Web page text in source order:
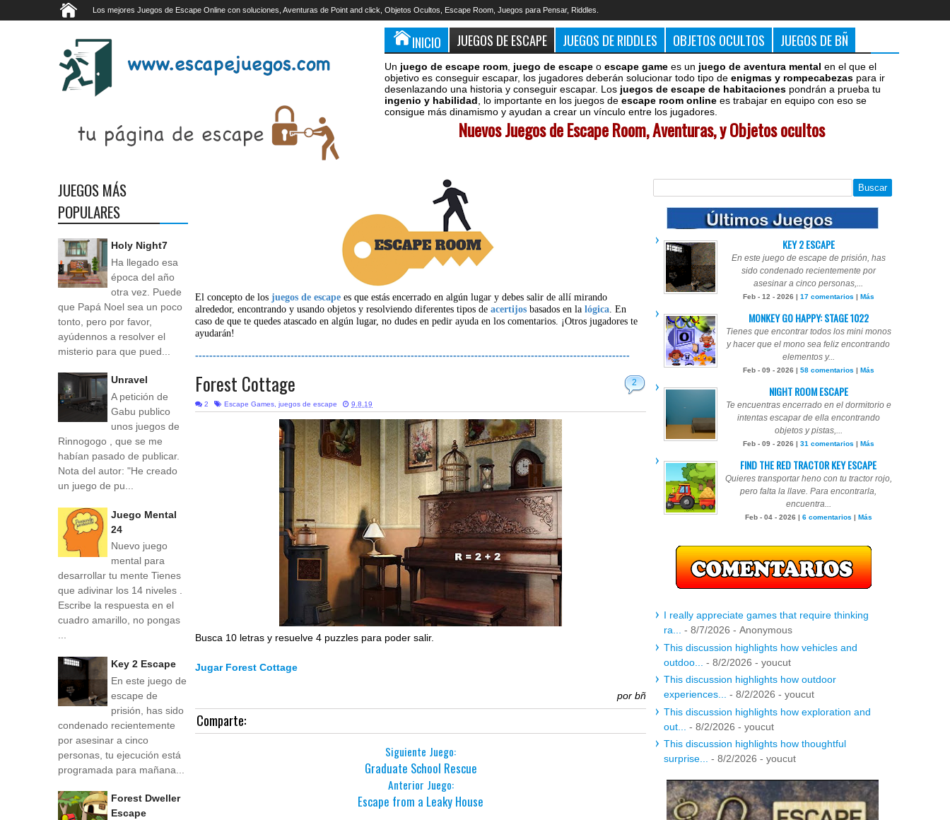
Los mejores Juegos de Escape Online con soluciones, Aventuras de Point and click, Objetos Ocultos, Escape Room, Juegos para Pensar, Riddles.
INICIO JUEGOS DE ESCAPE JUEGOS DE RIDDLES OBJETOS OCULTOS JUEGOS DE BÑ
Un juego de escape room juego de escape o escape game es un juego de aventura mental en el que el
objetivo es conseguir escapar, los jugadores deberán solucionar todo tipo de enigmas y rompecabezas para ir
desenlazando una historia y conseguir escapar. Los juegos de escape de habitaciones pondrán a prueba tu
ingenio y habilidad , lo importante en los juegos de escape room online es trabajar en equipo con eso se
consigue más dinamismo y ayudan a crear un vínculo entre los jugadores.
Nuevos Juegos de Escape Room, Aventuras, y Objetos ocultos
El concepto de losjuegos de escape es que estás encerrado en algún lugar y debes salir de allí mirando
alrededor, encontrando y usando objetos y resolviendo diferentes tipos deacertijos basados en lalógica. En
caso de que te quedes atascado en algún lugar, no dudes en pedir ayuda en los comentarios. ¡Otros jugadores te
ayudarán!
---------------------------------------------------------------------------------------------------------------------------
2
Forest Cottage
2 Escape Games juegos de escape 9.8.19
Busca 10 letras y resuelve 4 puzzles para poder salir.
Jugar Forest Cottage
por bñ
Comparte:
Siguiente Juego:
Graduate School Rescue
Anterior Juego:
Escape from a Leaky House
JUEGOS MÁS
POPULARES
Holy Night7
Ha llegado esa
época del año
otra vez. Puede
que Papá Noel sea un poco
tonto, pero por favor,
ayúdennos a resolver el
misterio para que pued...
Unravel
A petición de
Gabu publico
unos juegos de
Rinnogogo , que se me
habían pasado de publicar.
Nota del autor: "He creado
un juego de pu...
Juego Mental
24
Nuevo juego
mental para
desarrollar tu mente Tienes
que adivinar los 14 niveles .
Escribe la respuesta en el
cuadro amarillo, no pongas
...
Key 2 Escape
En este juego de
escape de
prisión, has sido
condenado recientemente
por asesinar a cinco
personas, tu ejecución está
programada para mañana...
Forest Dweller
Escape
KEY 2 ESCAPE
En este juego de escape de prisión, has
sido condenado recientemente por
asesinar a cinco personas,...
Feb - 12 - 2026 | 17 comentarios | Más
MONKEY GO HAPPY: STAGE 1022
Tienes que encontrar todos los mini monos
y hacer que el mono sea feliz encontrando
elementos y...
Feb - 09 - 2026 | 58 comentarios | Más
NIGHT ROOM ESCAPE
Te encuentras encerrado en el dormitorio e
intentas escapar de ella encontrando
objetos y pistas,...
Feb - 09 - 2026 | 31 comentarios | Más
FIND THE RED TRACTOR KEY ESCAPE
Quieres transportar heno con tu tractor rojo,
pero falta la llave. Para encontrarla,
encuentra...
Feb - 04 - 2026 | 6 comentarios | Más
I really appreciate games that require thinking
ra...
- 8/7/2026 - Anonymous
This discussion highlights how vehicles and
outdoo...
- 8/2/2026 - youcut
This discussion highlights how outdoor
experiences...
- 8/2/2026 - youcut
This discussion highlights how exploration and
out...
- 8/2/2026 - youcut
This discussion highlights how thoughtful
surprise...
- 8/2/2026 - youcut